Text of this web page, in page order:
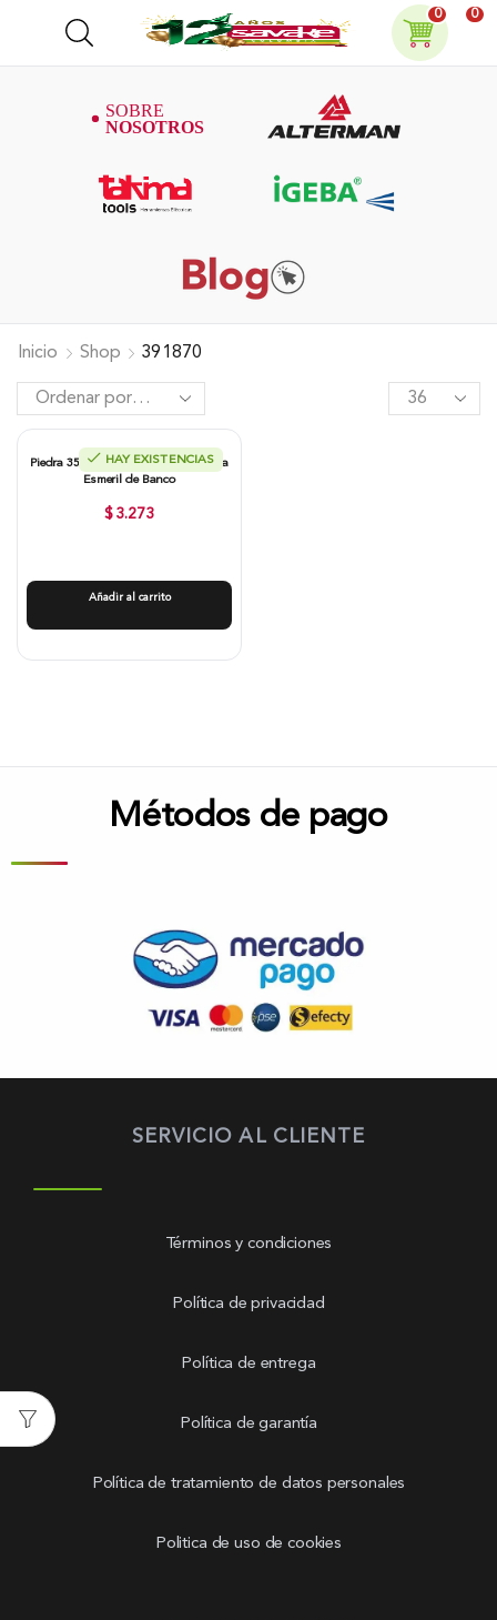
0 0
Inicio Shop 391870
HAY EXISTENCIAS
Piedra 35mm X 1/4″ Grano Fino Para
Esmeril de Banco
$ 3.273
Añadir al carrito
Métodos de pago
SERVICIO AL CLIENTE
Términos y condiciones
Política de privacidad
Política de entrega
Política de garantía
Política de tratamiento de datos personales
Politica de uso de cookies